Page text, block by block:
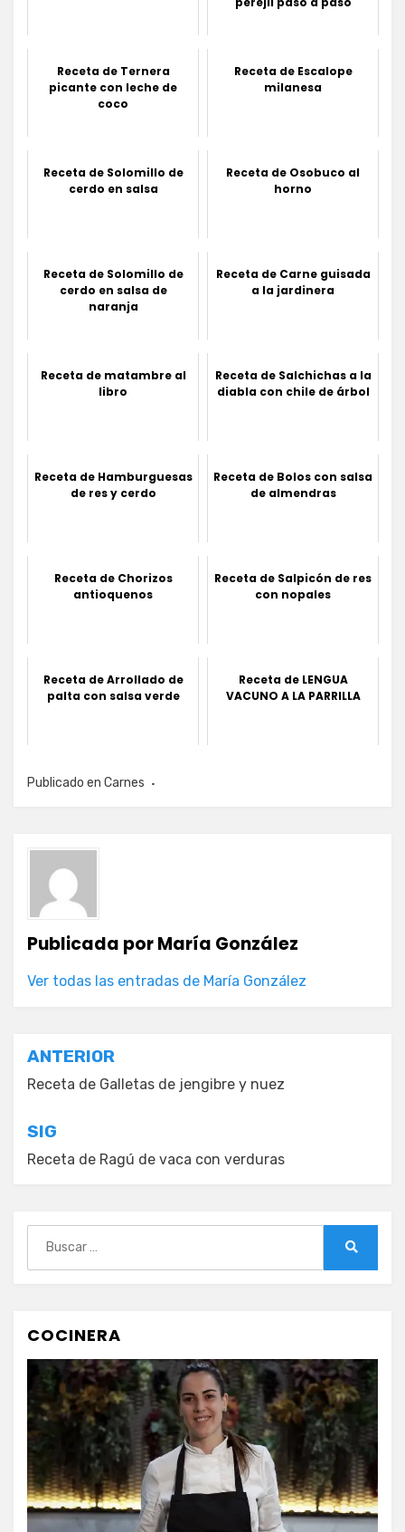
Receta de Ternera
picante con leche de
coco
Receta de Escalope
milanesa
Receta de Solomillo de
cerdo en salsa
Receta de Osobuco al
horno
Receta de Solomillo de
cerdo en salsa de
naranja
Receta de Carne guisada
a la jardinera
Receta de matambre al
libro
Receta de Salchichas a la
diabla con chile de árbol
Receta de Hamburguesas
de res y cerdo
Receta de Bolos con salsa
de almendras
Receta de Chorizos
antioquenos
Receta de Salpicón de res
con nopales
Receta de Arrollado de
palta con salsa verde
Receta de LENGUA
VACUNO A LA PARRILLA
Publicado en Carnes
Publicada porMaría González
Ver todas las entradas de María González
Navegación
de
entradas
ANTERIOR
Receta de Galletas de jengibre y nuez
SIG
Receta de Ragú de vaca con verduras
COCINERA